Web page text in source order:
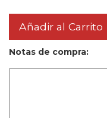
Añadir al Carrito
Notas de compra: